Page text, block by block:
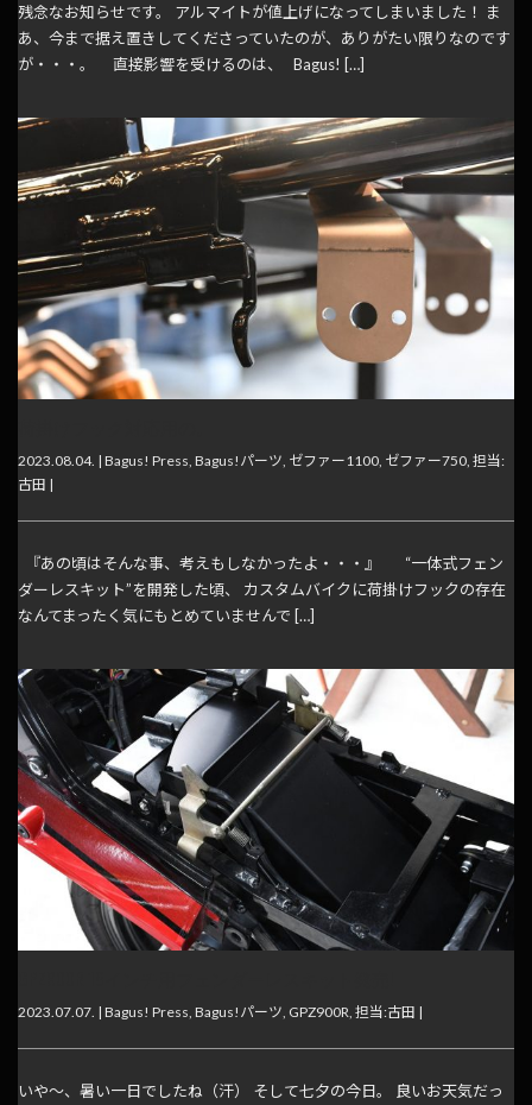
残念なお知らせです。 アルマイトが値上げになってしまいました！ ま
あ、今まで据え置きしてくださっていたのが、ありがたい限りなのです
が・・・。 直接影響を受けるのは、 Bagus! […]
2023.08.04. | Bagus! Press Bagus!パーツ ゼファー1100 ゼファー750 担当:
古田 |
『あの頃はそんな事、考えもしなかったよ・・・』 “一体式フェン
ダーレスキット”を開発した頃、 カスタムバイクに荷掛けフックの存在
なんてまったく気にもとめていませんで […]
2023.07.07. | Bagus! Press Bagus!パーツ GPZ900R 担当:古田 |
いや～、暑い一日でしたね（汗） そして七夕の今日。 良いお天気だっ